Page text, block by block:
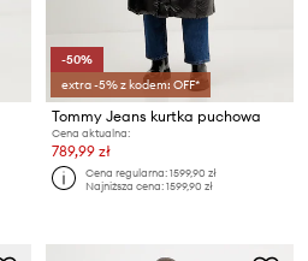
-50%
extra -5% z kodem: OFF*
Tommy Jeans kurtka puchowa
Cena aktualna:
789,99 zł
Cena regularna:1599,90 zł
Najniższa cena:1599,90 zł